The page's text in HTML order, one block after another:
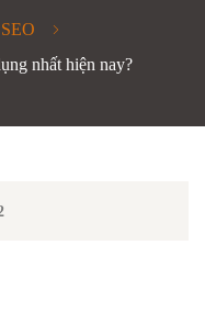
nhất hiện nay?